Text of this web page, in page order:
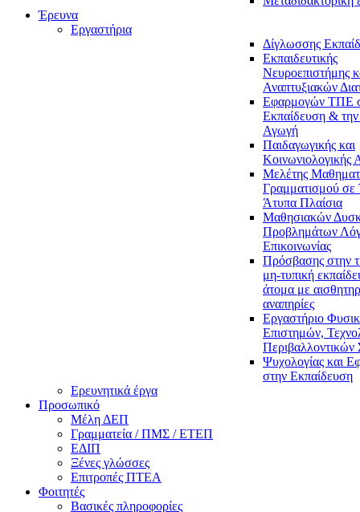
Έρευνα
Εργαστήρια
Δίγλωσσης
Εκπαιδευτικής
Νευροεπιστήμης
Αναπτυξιακών
Εφαρμογών ΤΠΕ
Εκπαίδευση & την
Αγωγή
Παιδαγωγικής και
Κοινωνιολογικής
Μελέτης
Γραμματισμού σε
Άτυπα Πλαίσια
Μαθησιακών
Προβλημάτων
Επικοινωνίας
Πρόσβασης στην
μη-τυπική
άτομα με
αναπηρίες
Εργαστήριο
Επιστημών,
Ψυχολογίας και
στην Εκπαίδευση
Ερευνητικά έργα
Προσωπικό
Μέλη ΔΕΠ
Γραμματεία / ΠΜΣ / ΕΤΕΠ
ΕΔΙΠ
Ξένες γλώσσες
Επιτροπές ΠΤΕΑ
Φοιτητές
Βασικές πληροφορίες